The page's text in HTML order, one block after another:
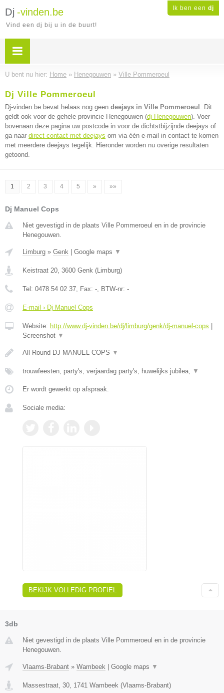
Ik ben een dj
Dj -vinden.be
Vind een dj bij u in de buurt!
U bent nu hier: Home » Henegouwen » Ville Pommeroeul
Dj Ville Pommeroeul
Dj-vinden.be bevat helaas nog geen deejays in Ville Pommeroeul . Dit
geldt ook voor de gehele provincie Henegouwen (dj Henegouwen). Voer
bovenaan deze pagina uw postcode in voor de dichtstbijzijnde deejays of
ga naar direct contact met deejays om via één e-mail in contact te komen
met meerdere deejays tegelijk. Hieronder worden nu overige resultaten
getoond.
1 2 3 4 5 » »»
Dj Manuel Cops
Niet gevestigd in de plaats Ville Pommeroeul en in de provincie
Henegouwen.
Limburg » Genk Google maps ▼
Keistraat 20, 3600 Genk (Limburg)
Tel: 0478 54 02 37, Fax: -, BTW-nr: -
E-mail › Dj Manuel Cops
Website: http://www.dj-vinden.be/dj/limburg/genk/dj-manuel-cops
Screenshot ▼
All Round DJ MANUEL COPS ▼
trouwfeesten, party's, verjaardag party's, huwelijks jubilea, ▼
Er wordt gewerkt op afspraak.
Sociale media:
BEKIJK VOLLEDIG PROFIEL
3db
Niet gevestigd in de plaats Ville Pommeroeul en in de provincie
Henegouwen.
Vlaams-Brabant » Wambeek Google maps ▼
Massestraat, 30 1741 Wambeek (Vlaams-Brabant)